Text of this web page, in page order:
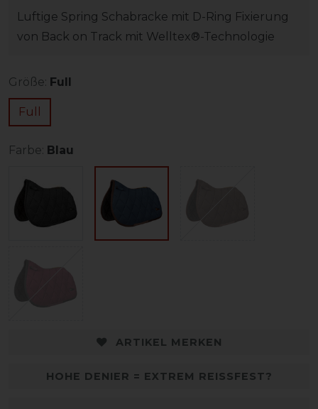
Luftige Spring Schabracke mit D-Ring Fixierung
von Back on Track mit Welltex®-Technologie
Größe: Full
Full
Farbe: Blau
ARTIKEL MERKEN
HOHE DENIER = EXTREM REISSFEST?